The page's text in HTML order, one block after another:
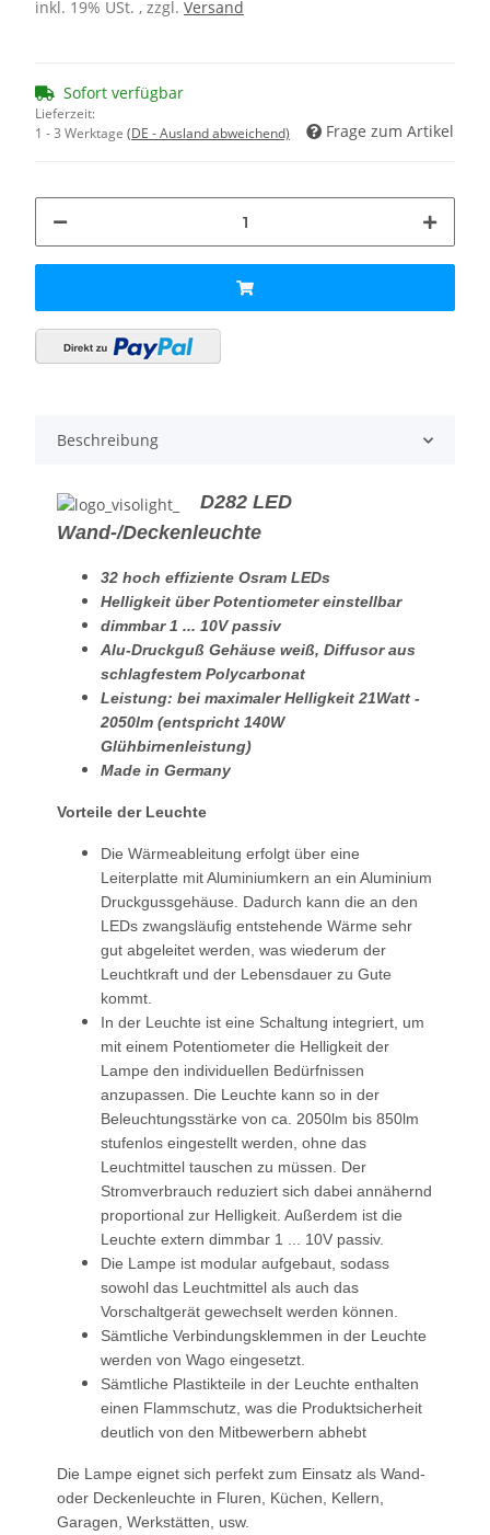
inkl. 19% USt. , zzgl. Versand
Sofort verfügbar
Lieferzeit:
1 - 3 Werktage (DE - Ausland abweichend) Frage zum Artikel
Beschreibung
D282 LED
Wand-/Deckenleuchte
32 hoch effiziente Osram LEDs
Helligkeit über Potentiometer einstellbar
dimmbar 1 ... 10V passiv
Alu-Druckguß Gehäuse weiß, Diffusor aus
schlagfestem Polycarbonat
Leistung: bei maximaler Helligkeit 21Watt -
2050lm (entspricht 140W
Glühbirnenleistung)
Made in Germany
Vorteile der Leuchte
Die Wärmeableitung erfolgt über eine
Leiterplatte mit Aluminiumkern an ein Aluminium
Druckgussgehäuse. Dadurch kann die an den
LEDs zwangsläufig entstehende Wärme sehr
gut abgeleitet werden, was wiederum der
Leuchtkraft und der Lebensdauer zu Gute
kommt.
In der Leuchte ist eine Schaltung integriert, um
mit einem Potentiometer die Helligkeit der
Lampe den individuellen Bedürfnissen
anzupassen. Die Leuchte kann so in der
Beleuchtungsstärke von ca. 2050lm bis 850lm
stufenlos eingestellt werden, ohne das
Leuchtmittel tauschen zu müssen. Der
Stromverbrauch reduziert sich dabei annähernd
proportional zur Helligkeit. Außerdem ist die
Leuchte extern dimmbar 1 ... 10V passiv.
Die Lampe ist modular aufgebaut, sodass
sowohl das Leuchtmittel als auch das
Vorschaltgerät gewechselt werden können.
Sämtliche Verbindungsklemmen in der Leuchte
werden von Wago eingesetzt.
Sämtliche Plastikteile in der Leuchte enthalten
einen Flammschutz, was die Produktsicherheit
deutlich von den Mitbewerbern abhebt
Die Lampe eignet sich perfekt zum Einsatz als Wand-
oder Deckenleuchte in Fluren, Küchen, Kellern,
Garagen, Werkstätten, usw.